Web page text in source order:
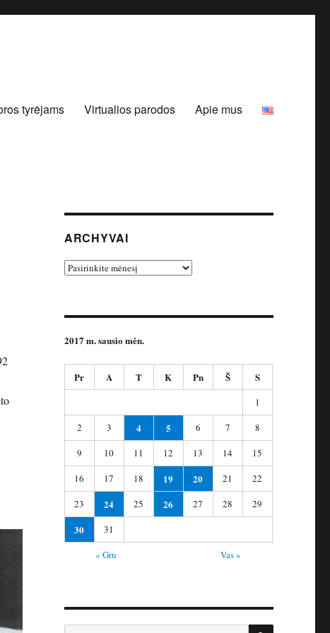
tyrėjams Virtualios parodos Apie mus
ARCHYVAI
Archyvai
2017 m. sausio mėn.
Pr A T K Pn Š S
1
2
3 4 5 6 7
8
9
10 11 12 13 14
15
16
17 18 19 20 21
22
23
24 25 26 27 28 29
30
31
« Gru
Vas »
IEŠKOTI